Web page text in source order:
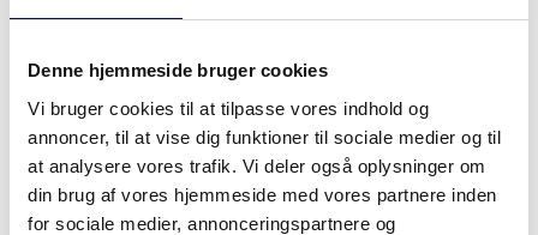
Denne hjemmeside bruger cookies
Vi bruger cookies til at tilpasse vores indhold og
annoncer, til at vise dig funktioner til sociale medier og til
at analysere vores trafik. Vi deler også oplysninger om
din brug af vores hjemmeside med vores partnere inden
for sociale medier, annonceringspartnere og
NCS S0502-YNCS S0500-NNCS S3502-YNCS S7000-NNCS S5020-